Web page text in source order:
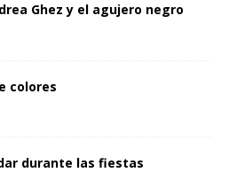
Ghez y el agujero negro
colores
durante las fiestas